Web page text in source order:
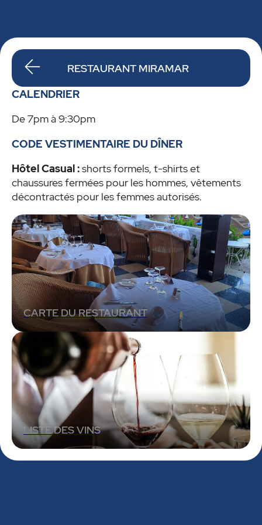
RESTAURANT MIRAMAR
CALENDRIER
De 7pm à 9:30pm
CODE VESTIMENTAIRE DU DÎNER
Hôtel Casual :shorts formels, t-shirts et
chaussures fermées pour les hommes, vêtements
décontractés pour les femmes autorisés.
CARTE DU RESTAURANT
LISTE DES VINS